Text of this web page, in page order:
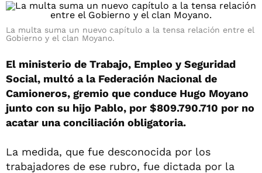
La multa suma un nuevo capítulo a la tensa relación entre el
Gobierno y el clan Moyano.
El ministerio de Trabajo, Empleo y Seguridad
Social, multó a la Federación Nacional de
Camioneros, gremio que conduce Hugo Moyano
junto con su hijo Pablo, por $809.790.710 por no
acatar una conciliación obligatoria.
La medida, que fue desconocida por los
trabajadores de ese rubro, fue dictada por la